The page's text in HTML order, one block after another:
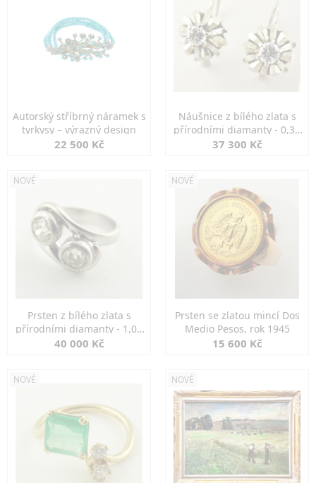
Autorský stříbrný náramek s
tyrkysy – výrazný design
22 500 Kč
Náušnice z bílého zlata s
přírodními diamanty - 0,30
ct
37 300 Kč
NOVÉ
Prsten z bílého zlata s
přírodními diamanty - 1,00
ct
40 000 Kč
NOVÉ
Prsten se zlatou mincí Dos
Medio Pesos, rok 1945
15 600 Kč
NOVÉ NOVÉ